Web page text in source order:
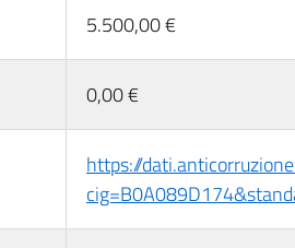
5.500,00 €
0,00 €
https://